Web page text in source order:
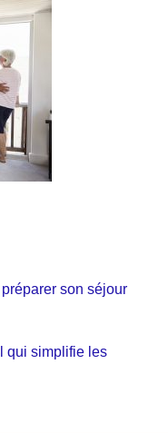
son séjour
qui simplifie les